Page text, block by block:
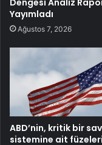
Yayımladı
Ağustos 7, 2026
ABD’nin, kritik bir
sistemine ait